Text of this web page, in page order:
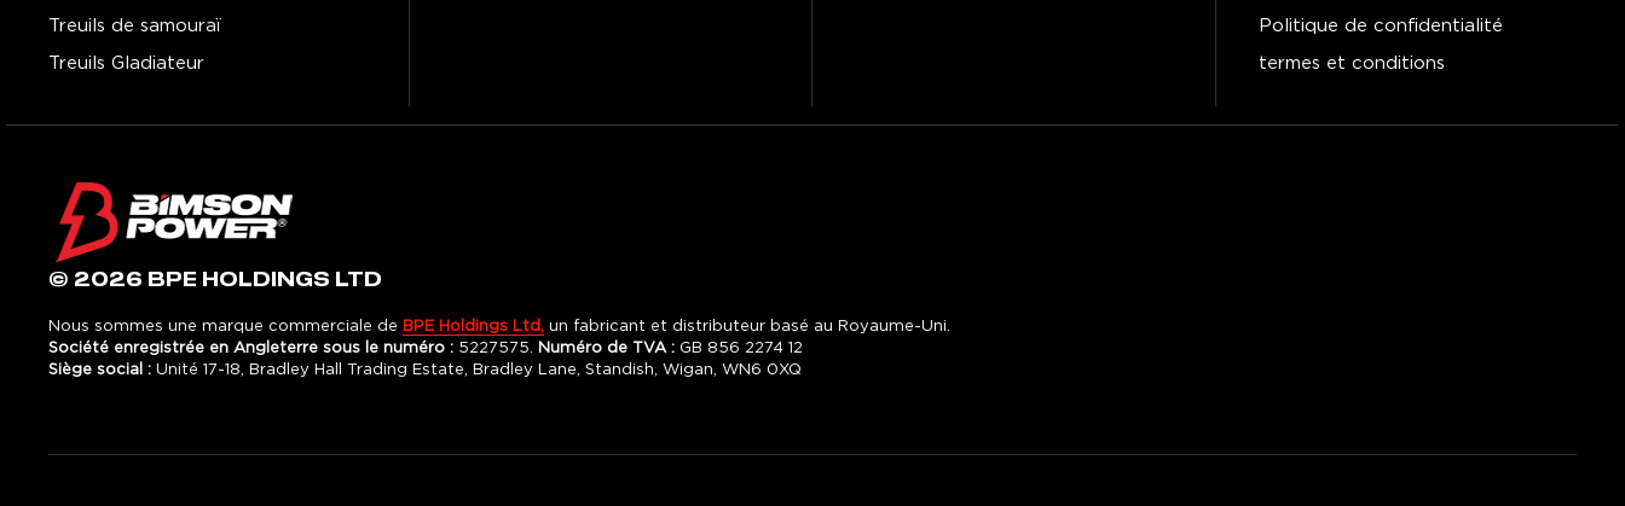
Treuils de samouraï
Treuils Gladiateur
Politique de confidentialité
termes et conditions
© 2026 BPE HOLDINGS LTD
Nous sommes une marque commerciale de BPE Holdings Ltd, un fabricant et distributeur basé au Royaume-Uni.
Société enregistrée en Angleterre sous le numéro : 5227575. Numéro de TVA : GB 856 2274 12
Siège social : Unité 17-18, Bradley Hall Trading Estate, Bradley Lane, Standish, Wigan, WN6 0XQ